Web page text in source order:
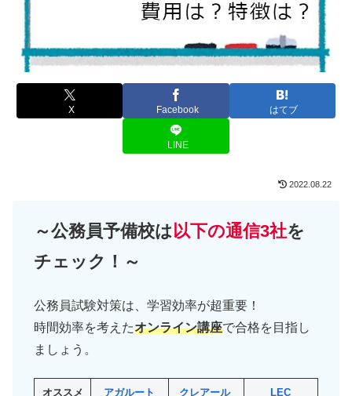
X Facebook はてブ
LINE
2022.08.22
～公務員予備校は以下の通信3社を
チェック！～
公務員試験対策は、学習効率が超重要！
時間効率を考えたオンライン講座で合格を目指し
ましょう。
オススメ
アガルート
クレアール
LEC